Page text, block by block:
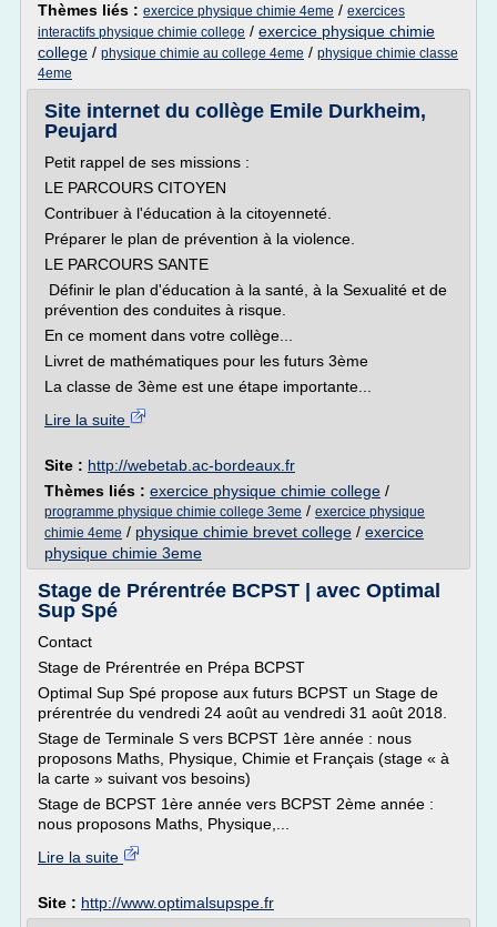
Thèmes liés : exercice physique chimie 4eme / exercices
interactifs physique chimie college / exercice physique chimie
college / physique chimie au college 4eme / physique chimie classe
4eme
Site internet du collège Emile Durkheim,
Peujard
Petit rappel de ses missions :
LE PARCOURS CITOYEN
Contribuer à l'éducation à la citoyenneté.
Préparer le plan de prévention à la violence.
LE PARCOURS SANTE
Définir le plan d'éducation à la santé, à la Sexualité et de
prévention des conduites à risque.
En ce moment dans votre collège...
Livret de mathématiques pour les futurs 3ème
La classe de 3ème est une étape importante...
Lire la suite
Site : http://webetab.ac-bordeaux.fr
Thèmes liés : exercice physique chimie college /
programme physique chimie college 3eme / exercice physique
chimie 4eme / physique chimie brevet college / exercice
physique chimie 3eme
Stage de Prérentrée BCPST | avec Optimal
Sup Spé
Contact
Stage de Prérentrée en Prépa BCPST
Optimal Sup Spé propose aux futurs BCPST un Stage de
prérentrée du vendredi 24 août au vendredi 31 août 2018.
Stage de Terminale S vers BCPST 1ère année : nous
proposons Maths, Physique, Chimie et Français (stage « à
la carte » suivant vos besoins)
Stage de BCPST 1ère année vers BCPST 2ème année :
nous proposons Maths, Physique,...
Lire la suite
Site : http://www.optimalsupspe.fr